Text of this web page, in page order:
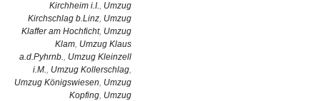
Kirchheim i.I., Umzug
Kirchschlag b.Linz, Umzug
Klaffer am Hochficht, Umzug
Klam, Umzug Klaus
a.d.Pyhrnb., Umzug Kleinzell
i.M., Umzug Kollerschlag,
Umzug Königswiesen, Umzug
Kopfing, Umzug